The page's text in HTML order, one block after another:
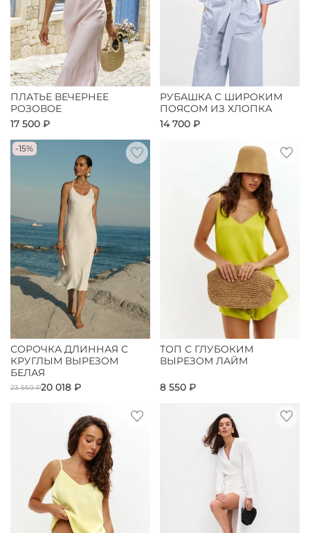
ПЛАТЬЕ ВЕЧЕРНЕЕ
РОЗОВОЕ
17 500 ₽
РУБАШКА С ШИРОКИМ
ПОЯСОМ ИЗ ХЛОПКА
14 700 ₽
-15%
СОРОЧКА ДЛИННАЯ С
КРУГЛЫМ ВЫРЕЗОМ
БЕЛАЯ
23 550 ₽20 018 ₽
ТОП С ГЛУБОКИМ
ВЫРЕЗОМ ЛАЙМ
8 550 ₽